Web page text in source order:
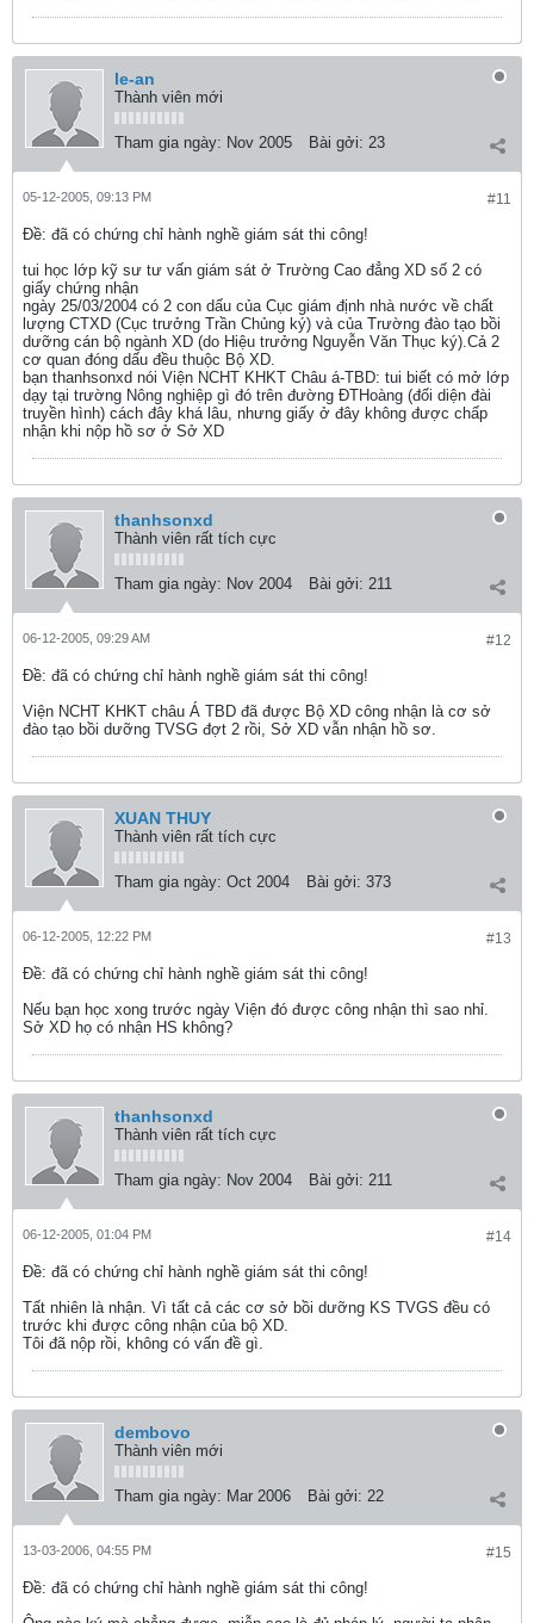
le-an
Thành viên mới
Tham gia ngày: Nov 2005 Bài gởi: 23
#11
05-12-2005, 09:13 PM
Ðề: đã có chứng chỉ hành nghề giám sát thi công!
tui học lớp kỹ sư tư vấn giám sát ở Trường Cao đẳng XD số 2 có
giấy chứng nhận
ngày 25/03/2004 có 2 con dấu của Cục giám định nhà nước về chất
lượng CTXD (Cục trưởng Trần Chủng ký) và của Trường đào tạo bồi
dưỡng cán bộ ngành XD (do Hiệu trưởng Nguyễn Văn Thục ký).Cả 2
cơ quan đóng dấu đều thuộc Bộ XD.
bạn thanhsonxd nói Viện NCHT KHKT Châu á-TBD: tui biết có mở lớp
dạy tại trường Nông nghiệp gì đó trên đường ĐTHoàng (đối diện đài
truyền hình) cách đây khá lâu, nhưng giấy ở đây không được chấp
nhận khi nộp hồ sơ ở Sở XD
thanhsonxd
Thành viên rất tích cực
Tham gia ngày: Nov 2004 Bài gởi: 211
#12
06-12-2005, 09:29 AM
Ðề: đã có chứng chỉ hành nghề giám sát thi công!
Viện NCHT KHKT châu Á TBD đã được Bộ XD công nhận là cơ sở
đào tạo bồi dưỡng TVSG đợt 2 rồi, Sở XD vẫn nhận hồ sơ.
XUAN THUY
Thành viên rất tích cực
Tham gia ngày: Oct 2004 Bài gởi: 373
#13
06-12-2005, 12:22 PM
Ðề: đã có chứng chỉ hành nghề giám sát thi công!
Nếu bạn học xong trước ngày Viện đó được công nhận thì sao nhỉ.
Sở XD họ có nhận HS không?
thanhsonxd
Thành viên rất tích cực
Tham gia ngày: Nov 2004 Bài gởi: 211
#14
06-12-2005, 01:04 PM
Ðề: đã có chứng chỉ hành nghề giám sát thi công!
Tất nhiên là nhận. Vì tất cả các cơ sở bồi dưỡng KS TVGS đều có
trước khi được công nhận của bộ XD.
Tôi đã nộp rồi, không có vấn đề gì.
dembovo
Thành viên mới
Tham gia ngày: Mar 2006 Bài gởi: 22
#15
13-03-2006, 04:55 PM
Ðề: đã có chứng chỉ hành nghề giám sát thi công!